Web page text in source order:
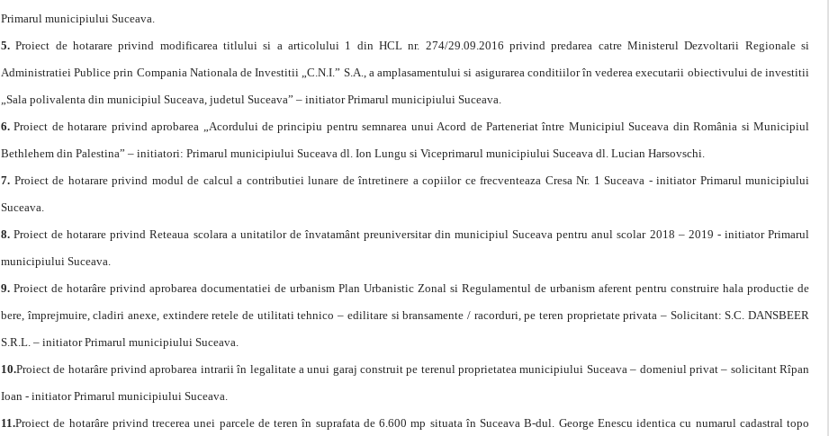
Primarul municipiului Suceava.
5. Proiect de hotarare privind modificarea titlului si a articolului 1 din HCL nr. 274/29.09.2016 privind predarea catre Ministerul Dezvoltarii Regionale si
Administratiei Publice prin Compania Nationala de Investitii „C.N.I.” S.A., a amplasamentului si asigurarea conditiilor în vederea executarii obiectivului de investitii
„Sala polivalenta din municipiul Suceava, judetul Suceava” – initiator Primarul municipiului Suceava.
6. Proiect de hotarare privind aprobarea „Acordului de principiu pentru semnarea unui Acord de Parteneriat între Municipiul Suceava din România si Municipiul
Bethlehem din Palestina” – initiatori: Primarul municipiului Suceava dl. Ion Lungu si Viceprimarul municipiului Suceava dl. Lucian Harsovschi.
7. Proiect de hotarare privind modul de calcul a contributiei lunare de întretinere a copiilor ce frecventeaza Cresa Nr. 1 Suceava - initiator Primarul municipiului
Suceava.
8. Proiect de hotarare privind Reteaua scolara a unitatilor de învatamânt preuniversitar din municipiul Suceava pentru anul scolar 2018 – 2019 - initiator Primarul
municipiului Suceava.
9. Proiect de hotarâre privind aprobarea documentatiei de urbanism Plan Urbanistic Zonal si Regulamentul de urbanism aferent pentru construire hala productie de
bere, împrejmuire, cladiri anexe, extindere retele de utilitati tehnico – edilitare si bransamente / racorduri, pe teren proprietate privata – Solicitant: S.C. DANSBEER
S.R.L. – initiator Primarul municipiului Suceava.
10.Proiect de hotarâre privind aprobarea intrarii în legalitate a unui garaj construit pe terenul proprietatea municipiului Suceava – domeniul privat – solicitant Rîpan
Ioan - initiator Primarul municipiului Suceava.
11.Proiect de hotarâre privind trecerea unei parcele de teren în suprafata de 6.600 mp situata în Suceava B-dul. George Enescu identica cu numarul cadastral topo